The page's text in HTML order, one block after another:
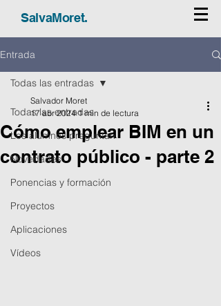
SalvaMoret.
Entrada
Todas las entradas
Los alumnos preguntan
Novedades
Ponencias y formación
Proyectos
Aplicaciones
Vídeos
Todas las entradas
Cómo emplear BIM en un
contrato público - parte 2
Salvador Moret
17 abr 2024 1 min de lectura